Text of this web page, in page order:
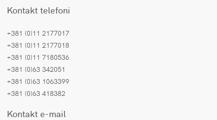
Kontakt telefoni
+381 (0)11 2177017
+381 (0)11 2177018
+381 (0)11 7180536
+381 (0)63 342051
+381 (0)63 1063399
+381 (0)63 418382
Kontakt e-mail